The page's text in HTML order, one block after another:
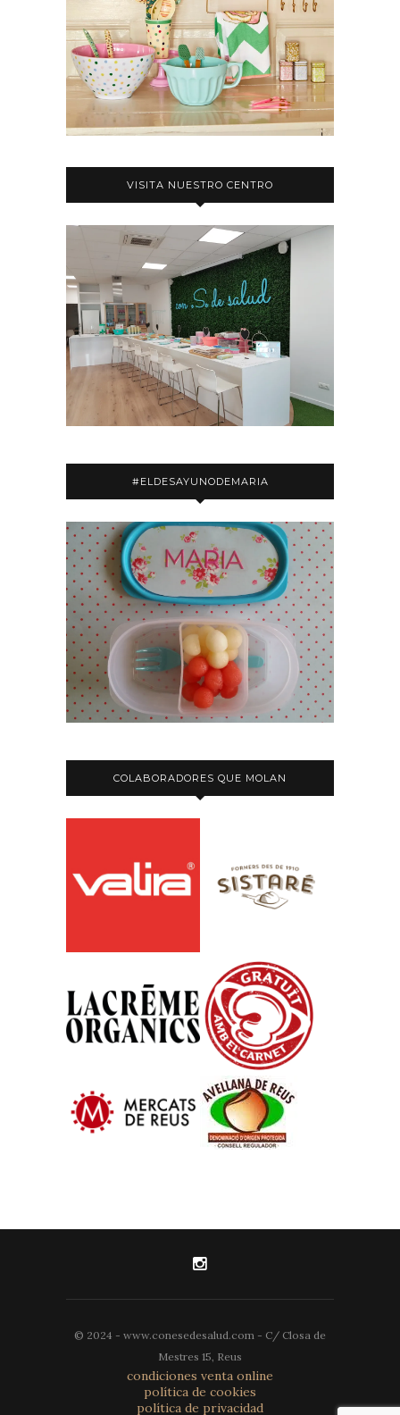
VISITA NUESTRO CENTRO
#ELDESAYUNODEMARIA
COLABORADORES QUE MOLAN
© 2024 - www.conesedesalud.com - C/ Closa de
Mestres 15, Reus
condiciones venta online
política de cookies
política de privacidad